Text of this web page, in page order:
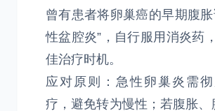
曾有患者将卵巢癌的早期腹胀
性盆腔炎”，自行服用消炎药
佳治疗时机。
应对原则：急性卵巢炎需
疗，避免转为慢性；若腹胀、